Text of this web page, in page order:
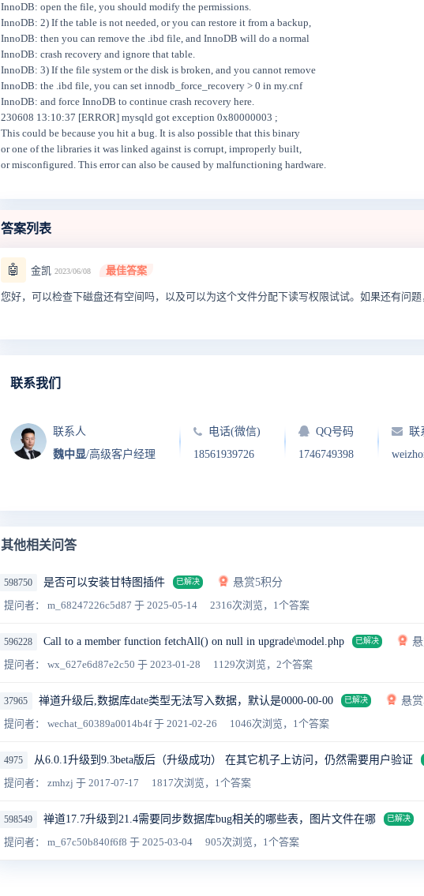
InnoDB: open the file, you should modify the permissions.
InnoDB: 2) If the table is not needed, or you can restore it from a backup,
InnoDB: then you can remove the .ibd file, and InnoDB will do a normal
InnoDB: crash recovery and ignore that table.
InnoDB: 3) If the file system or the disk is broken, and you cannot remove
InnoDB: the .ibd file, you can set innodb_force_recovery > 0 in my.cnf
InnoDB: and force InnoDB to continue crash recovery here.
230608 13:10:37 [ERROR] mysqld got exception 0x80000003 ;
This could be because you hit a bug. It is also possible that this binary
or one of the libraries it was linked against is corrupt, improperly built,
or misconfigured. This error can also be caused by malfunctioning hardware.
答案列表
🤖 金凯 2023/06/08 最佳答案
您好，可以检查下磁盘还有空间吗，以及可以为这个文件分配下读写权限试试。如果还有问
联系我们
联系人
魏中显/高级客户经理
电话(微信)
18561939726
QQ号码
1746749398
联
其他相关问答
598750 是否可以安装甘特图插件 已解决
悬赏5积分
提问者： m_68247226c5d87 于 2025-05-14 2316次浏览，1个答案
596228 Call to a member function fetchAll() on null in upgrade\model.php 已解决
提问者： wx_627e6d87e2c50 于 2023-01-28 1129次浏览，2个答案
37965 禅道升级后,数据库date类型无法写入数据，默认是0000-00-00 已解决
悬
提问者： wechat_60389a0014b4f于 2021-02-26 1046次浏览，1个答案
4975 从6.0.1升级到9.3beta版后（升级成功） 在其它机子上访问，仍然需要用户验证
提问者： zmhzj 于 2017-07-17 1817次浏览，1个答案
598549 禅道17.7升级到21.4需要同步数据库bug相关的哪些表，图片文件在哪 已解决
提问者： m_67c50b840f6f8 于 2025-03-04 905次浏览，1个答案